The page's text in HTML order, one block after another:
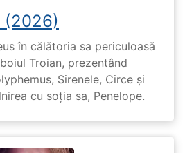
(2026)
în călătoria sa periculoasă
Troian, prezentând
Sirenele, Circe și
cu soția sa, Penelope.